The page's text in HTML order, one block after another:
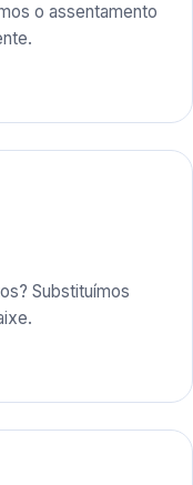
o assentamento
Substituímos